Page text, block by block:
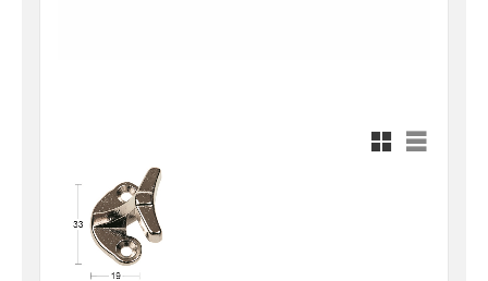
Rutnätsvy
Listvy